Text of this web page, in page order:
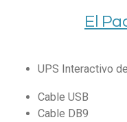
El
UPS Interactivo
Cable USB
Cable DB9